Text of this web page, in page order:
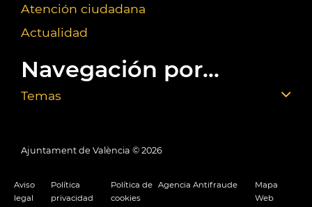
Atención ciudadana
Actualidad
Navegación por...
Temas
Ajuntament de València © 2026
Aviso
legal
Política
privacidad
Política de
cookies
Agencia Antifraude
Mapa
Web